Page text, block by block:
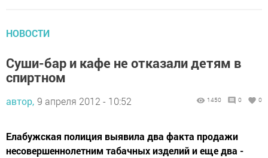
НОВОСТИ
Суши-бар и кафе не отказали детям в
спиртном
автор, 9 апреля 2012 - 10:52 1450 0 0
Елабужская полиция выявила два факта продажи
несовершеннолетним табачных изделий и еще два -